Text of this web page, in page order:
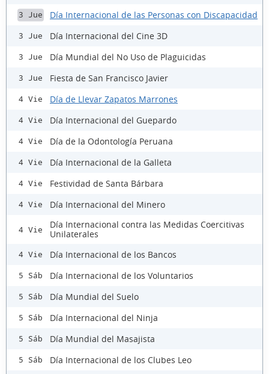
3 Jue Día Internacional de las Personas con Discapacidad
3 Jue Día Internacional del Cine 3D
3 Jue Día Mundial del No Uso de Plaguicidas
3 Jue Fiesta de San Francisco Javier
4 Vie Día de Llevar Zapatos Marrones
4 Vie Día Internacional del Guepardo
4 Vie Día de la Odontología Peruana
4 Vie Día Internacional de la Galleta
4 Vie Festividad de Santa Bárbara
4 Vie Día Internacional del Minero
4 Vie
Día Internacional contra las Medidas Coercitivas
Unilaterales
4 Vie Día Internacional de los Bancos
5 Sáb Día Internacional de los Voluntarios
5 Sáb Día Mundial del Suelo
5 Sáb Día Internacional del Ninja
5 Sáb Día Mundial del Masajista
5 Sáb Día Internacional de los Clubes Leo